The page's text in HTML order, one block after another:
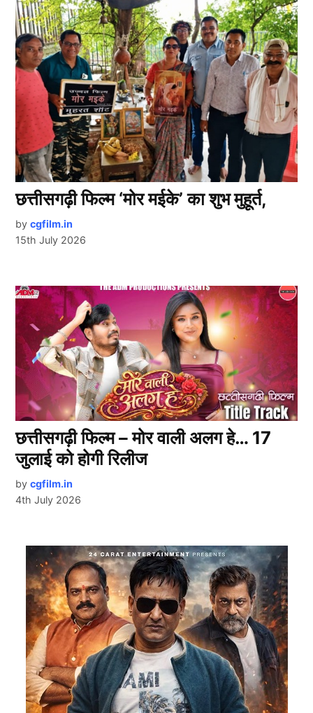
छत्तीसगढ़ी फिल्म ‘मोर मईके’ का शुभ मुहूर्त,
by cgfilm.in
15th July 2026
छत्तीसगढ़ी फिल्म – मोर वाली अलग हे… 17
जुलाई को होगी रिलीज
by cgfilm.in
4th July 2026